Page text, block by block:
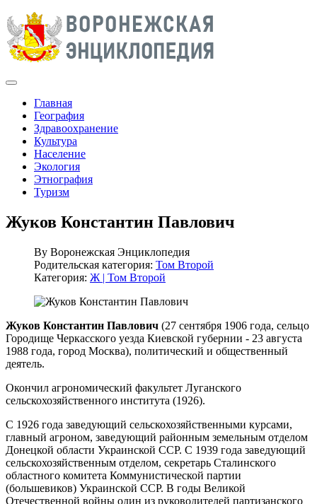
Главная
География
Здравоохранение
Культура
Население
Экология
Этнография
Туризм
Жуков Константин Павлович
By Воронежская Энциклопедия
Родительская категория: Том Второй
Категория: Ж | Том Второй
Жуков Константин Павлович (27 сентября 1906 года, сельцо
Городище Черкасского уезда Киевской губернии - 23 августа
1988 года, город Москва), политический и общественный
деятель.
Окончил агрономический факультет Луганского
сельскохозяйственного института (1926).
С 1926 года заведующий сельскохозяйственными курсами,
главный агроном, заведующий районным земельным отделом
Донецкой области Украинской ССР. С 1939 года заведующий
сельскохозяйственным отделом, секретарь Сталинского
областного комитета Коммунистической партии
(большевиков) Украинской ССР. В годы Великой
Отечественной войны один из руководителей партизанского